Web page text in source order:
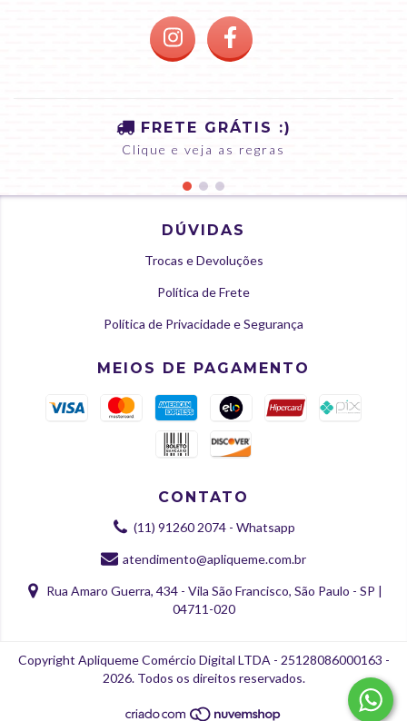
FRETE GRÁTIS :)
Clique e veja as regras
DÚVIDAS
Trocas e Devoluções
Política de Frete
Política de Privacidade e Segurança
MEIOS DE PAGAMENTO
CONTATO
(11) 91260 2074 - Whatsapp
atendimento@apliqueme.com.br
Rua Amaro Guerra, 434 - Vila São Francisco, São Paulo - SP |
04711-020
Copyright Apliqueme Comércio Digital LTDA - 25128086000163 -
2026. Todos os direitos reservados.